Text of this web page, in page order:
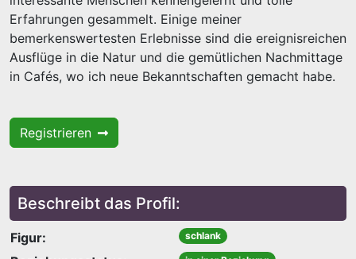
Erfahrungen gesammelt. Einige meiner
bemerkenswertesten Erlebnisse sind die ereignisreichen
Ausflüge in die Natur und die gemütlichen Nachmittage
in Cafés, wo ich neue Bekanntschaften gemacht habe.
Registrieren
Beschreibt das Profil:
Figur: schlank